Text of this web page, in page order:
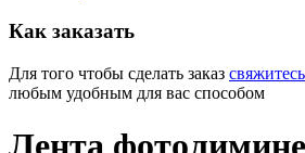
Как заказать
Для того чтобы сделать заказ свяжитесь
любым удобным для вас способом